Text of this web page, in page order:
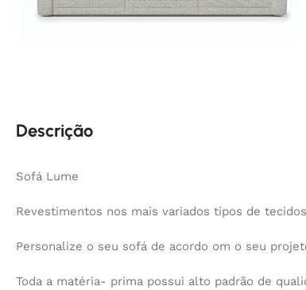
Descrição
Sofá Lume
Revestimentos nos mais variados tipos de
Personalize o seu sofá de acordo om o seu
Toda a matéria- prima possui alto padrão de